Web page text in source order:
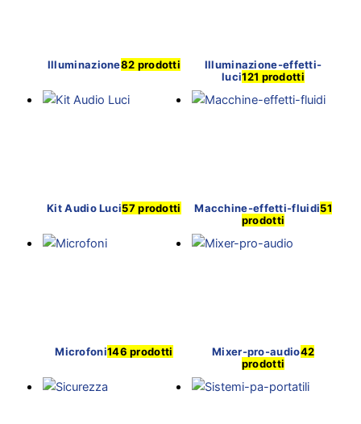
Illuminazione82 prodotti
Illuminazione-effetti-
luci121 prodotti
Kit Audio Luci57 prodotti Macchine-effetti-fluidi51
prodotti
Microfoni146 prodotti Mixer-pro-audio42
prodotti